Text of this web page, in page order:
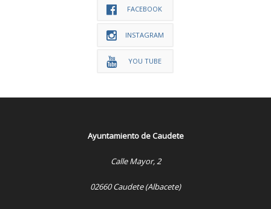
FACEBOOK
INSTAGRAM
YOU TUBE
Ayuntamiento de Caudete
Calle Mayor, 2
02660 Caudete (Albacete)